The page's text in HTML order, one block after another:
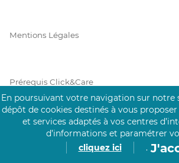
Mentions Légales
Prérequis Click&Care
Protection des Données
En poursuivant votre navigation sur notre
dépôt de cookies destinés à vous
et services adaptés à vos centres
d’informations et paramétrer
cliquez ici
.